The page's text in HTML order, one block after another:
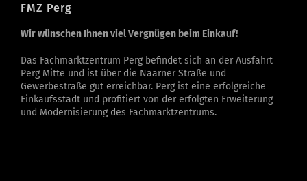
FMZ Perg
Wir wünschen Ihnen viel Vergnügen beim Einkauf!
Das Fachmarktzentrum Perg befindet sich an der Ausfahrt
Perg Mitte und ist über die Naarner Straße und
Gewerbestraße gut erreichbar. Perg ist eine erfolgreiche
Einkaufsstadt und profitiert von der erfolgten Erweiterung
und Modernisierung des Fachmarktzentrums.